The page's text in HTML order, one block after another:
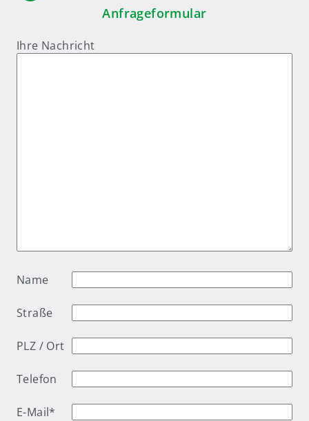
Anfrageformular
Ihre Nachricht
Name
Straße
PLZ / Ort
Telefon
E-Mail*